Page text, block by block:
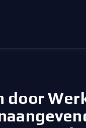
door